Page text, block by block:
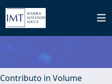
in Volume